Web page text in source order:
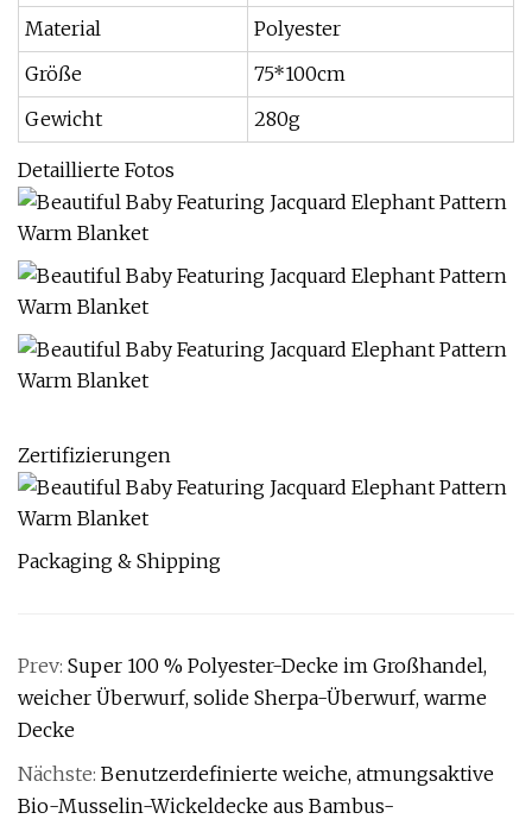
Material
Polyester
Größe
75*100cm
Gewicht
280g
Detaillierte Fotos
Zertifizierungen
Packaging & Shipping
Prev: Super 100 % Polyester-Decke im Großhandel,
weicher Überwurf, solide Sherpa-Überwurf, warme
Decke
Nächste: Benutzerdefinierte weiche, atmungsaktive
Bio-Musselin-Wickeldecke aus Bambus-